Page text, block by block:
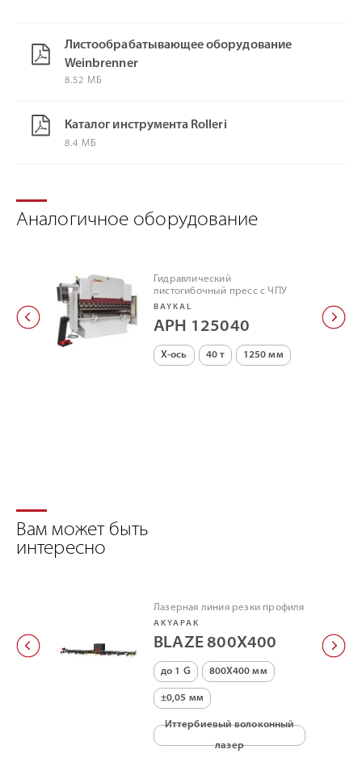
Листообрабатывающее оборудование
Weinbrenner
8.52 МБ
Каталог инструмента Rolleri
8.4 МБ
Аналогичное оборудование
Гидравлический
листогибочный пресс с ЧПУ
BAYKAL
APH 125040
X-ось 40 т 1250 мм
Вам может быть
интересно
Лазерная линия резки профиля
AKYAPAK
BLAZE 800X400
до 1 G 800X400 мм
±0,05 мм
Иттербиевый волоконный
лазер